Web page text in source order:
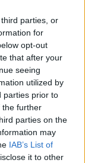
parties, or
for
opt-out
that after your
seeing
utilized by
parties prior to
the further
parties on the
may
IAB’s List of
it to other
08:37
ingen
för